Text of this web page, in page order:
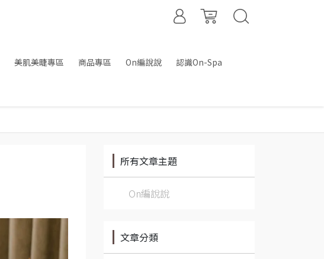
美肌美睫專區 商品專區 On編說說 認識On-Spa
所有文章主題
On編說說
文章分類